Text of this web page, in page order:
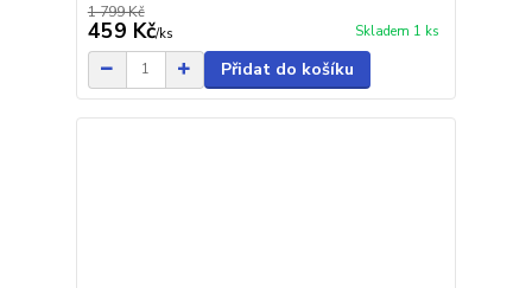
1 799 Kč
459 Kč/ks Skladem 1 ks
Přidat do košíku